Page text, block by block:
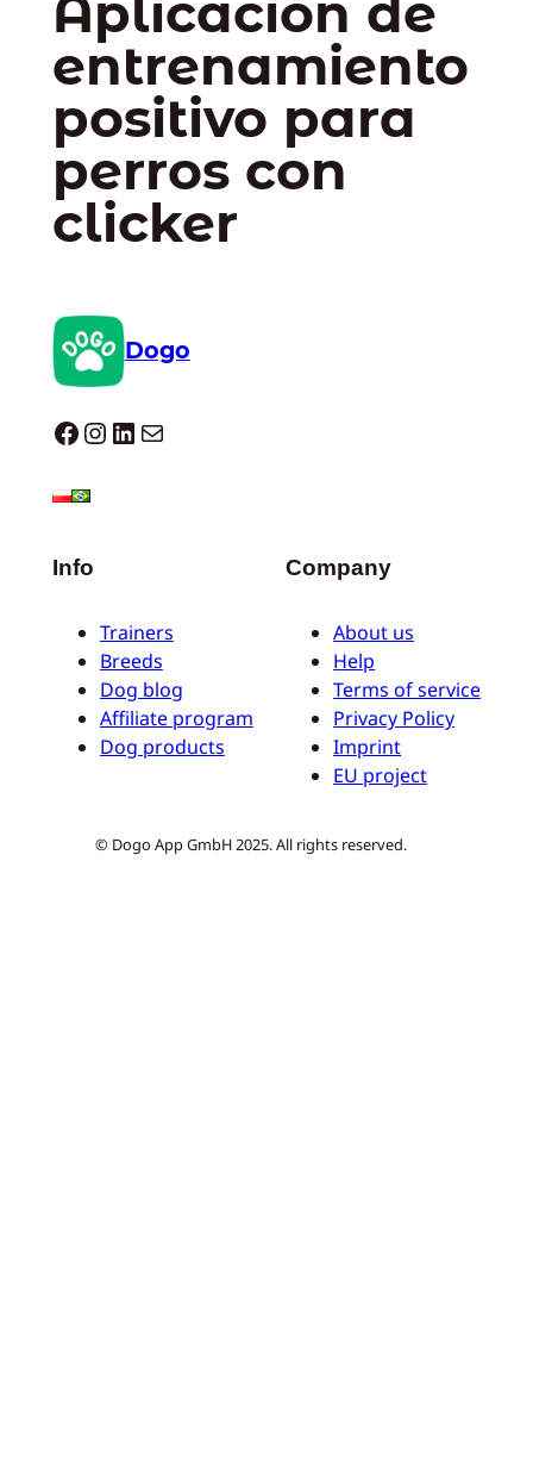
Aplicación de
entrenamiento
positivo para
perros con
clicker
Dogo
Dogo facebook InstagramLinkedIn Correo electrónico
Info
Trainers
Breeds
Dog blog
Affiliate program
Dog products
Company
About us
Help
Terms of service
Privacy Policy
Imprint
EU project
© Dogo App GmbH 2025. All rights reserved.